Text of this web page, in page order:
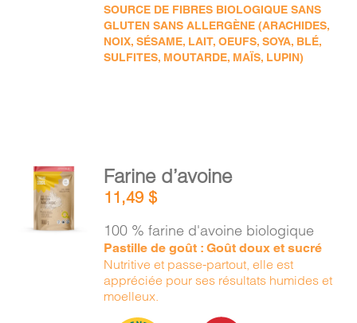
SOURCE DE FIBRES BIOLOGIQUE SANS
GLUTEN SANS ALLERGÈNE (ARACHIDES,
NOIX, SÉSAME, LAIT, OEUFS, SOYA, BLÉ,
SULFITES, MOUTARDE, MAÏS, LUPIN)
AJOUTER
AU
PANIER
DÉTAILS
Farine d’avoine
11,49$
100 % farine d'avoine biologique
Pastille de goût : Goût doux et sucré
Nutritive et passe-partout, elle est
appréciée pour ses résultats humides et
moelleux.